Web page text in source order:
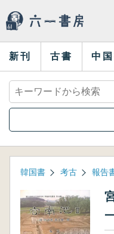
新刊 古書 中
韓国書 考古 報告